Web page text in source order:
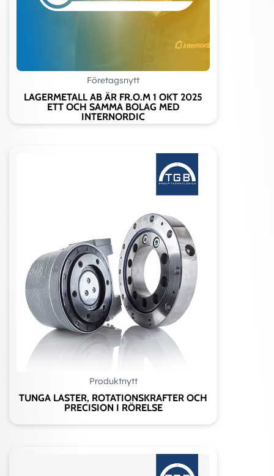
Företagsnytt
LAGERMETALL AB ÄR FR.O.M 1 OKT 2025
ETT OCH SAMMA BOLAG MED
INTERNORDIC
Produktnytt
TUNGA LASTER, ROTATIONSKRAFTER OCH
PRECISION I RÖRELSE